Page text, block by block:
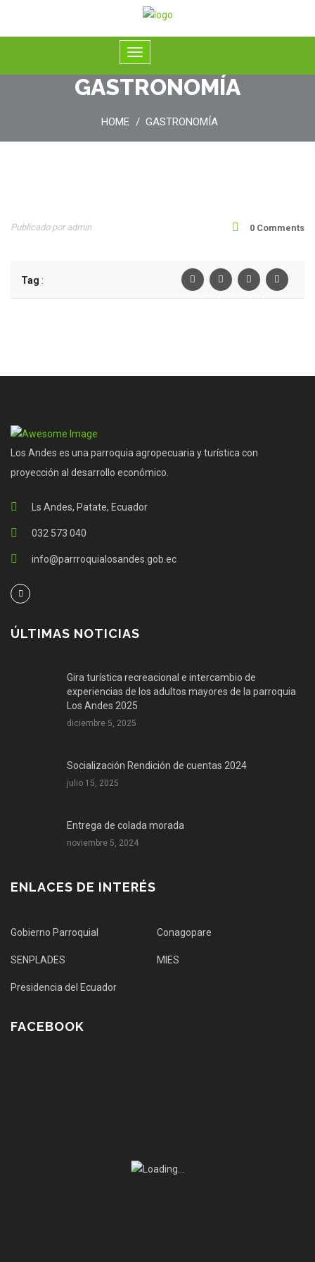
GASTRONOMÍA
HOME GASTRONOMÍA
08
Publicado por admin 0 Comments
Tag :
FacebookTwiter LinkedinPinterest
Los Andes es una parroquia agropecuaria y turística con
proyección al desarrollo económico.
Ls Andes, Patate, Ecuador
032 573 040
info@parrroquialosandes.gob.ec
ÚLTIMAS NOTICIAS
Gira turística recreacional e intercambio de
experiencias de los adultos mayores de la parroquia
Los Andes 2025
diciembre 5, 2025
Socialización Rendición de cuentas 2024
julio 15, 2025
Entrega de colada morada
noviembre 5, 2024
ENLACES DE INTERÉS
Gobierno Parroquial Conagopare
SENPLADES MIES
Presidencia del Ecuador
FACEBOOK